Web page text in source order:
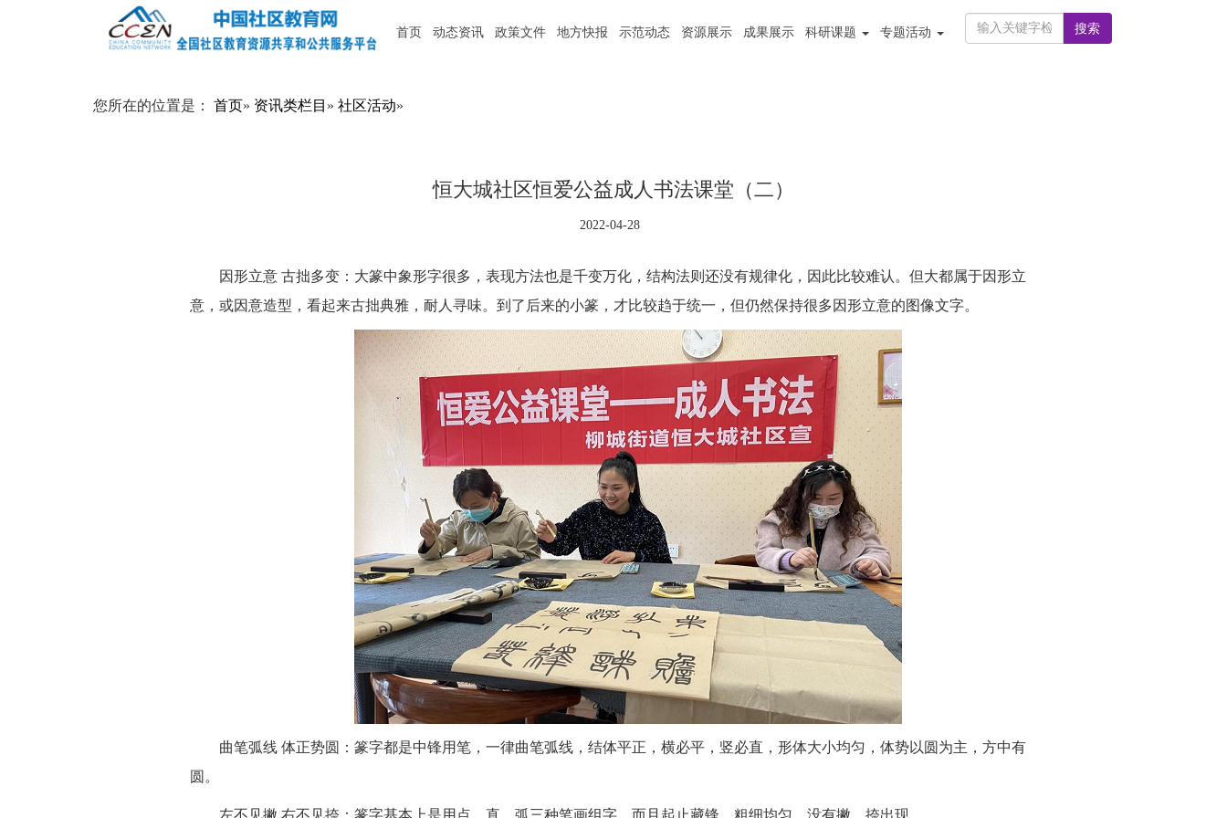
首页 动态资讯 政策文件 地方快报 示范动态 资源展示 成果展示 科研课题 专题活动 搜索
您所在的位置是： 首页» 资讯类栏目 » 社区活动»
恒大城社区恒爱公益成人书法课堂（二）
2022-04-28
因形立意 古拙多变：大篆中象形字很多，表现方法也是千变万化，结构法则还没有规律化，因此比较难认。但大都属于因形立
意，或因意造型，看起来古拙典雅，耐人寻味。到了后来的小篆，才比较趋于统一，但仍然保持很多因形立意的图像文字。
曲笔弧线 体正势圆：篆字都是中锋用笔，一律曲笔弧线，结体平正，横必平，竖必直，形体大小均匀，体势以圆为主，方中有
圆。
左不见撇 右不见捺：篆字基本上是用点、直、弧三种笔画组字，而且起止藏锋、粗细均匀，没有撇、捺出现。